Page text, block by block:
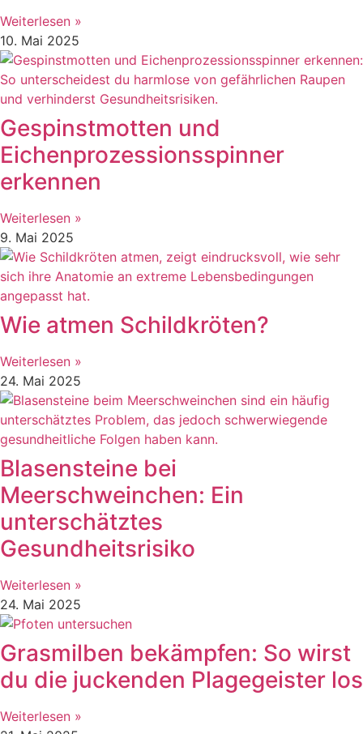
Weiterlesen »
10. Mai 2025
Gespinstmotten und
Eichenprozessionsspinner
erkennen
Weiterlesen »
9. Mai 2025
Wie atmen Schildkröten?
Weiterlesen »
24. Mai 2025
Blasensteine bei
Meerschweinchen: Ein
unterschätztes
Gesundheitsrisiko
Weiterlesen »
24. Mai 2025
Grasmilben bekämpfen: So wirst
du die juckenden Plagegeister los
Weiterlesen »